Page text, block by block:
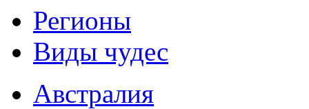
Регионы
Виды чудес
Австралия